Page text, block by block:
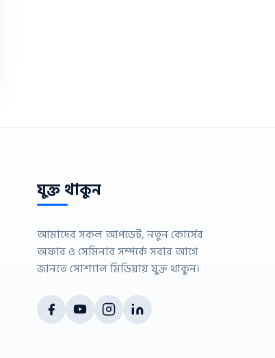
যুক্ত থাকুন
আমাদের সকল আপডেট, নতুন কোর্সের
অফার ও সেমিনার সম্পর্কে সবার আগে
জানতে সোশ্যাল মিডিয়ায় যুক্ত থাকুন।